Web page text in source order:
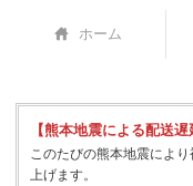
ホーム
【熊本地震による配送遅
このたびの熊本地震によ
上げます。